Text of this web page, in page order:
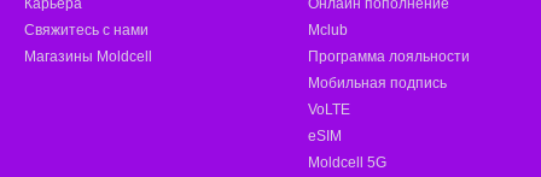
Свяжитесь с нами
Магазины Moldcell
Mclub
Программа лояльности
Мобильная подпись
VoLTE
eSIM
Moldcell 5G